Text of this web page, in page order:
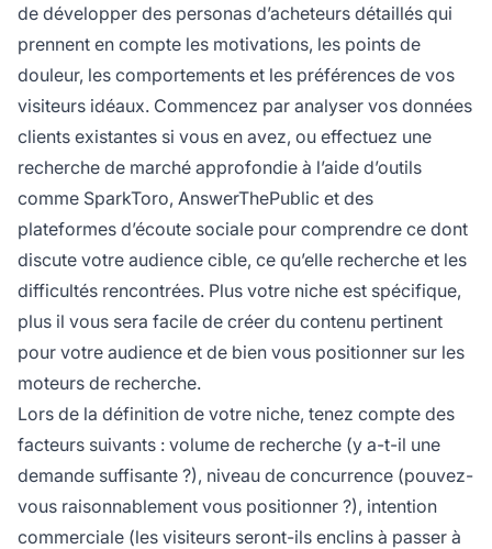
de développer des personas d’acheteurs détaillés qui
prennent en compte les motivations, les points de
douleur, les comportements et les préférences de vos
visiteurs idéaux. Commencez par analyser vos données
clients existantes si vous en avez, ou effectuez une
recherche de marché approfondie à l’aide d’outils
comme SparkToro, AnswerThePublic et des
plateformes d’écoute sociale pour comprendre ce dont
discute votre audience cible, ce qu’elle recherche et les
difficultés rencontrées. Plus votre niche est spécifique,
plus il vous sera facile de créer du contenu pertinent
pour votre audience et de bien vous positionner sur les
moteurs de recherche.
Lors de la définition de votre niche, tenez compte des
facteurs suivants : volume de recherche (y a-t-il une
demande suffisante ?), niveau de concurrence (pouvez-
vous raisonnablement vous positionner ?), intention
commerciale (les visiteurs seront-ils enclins à passer à